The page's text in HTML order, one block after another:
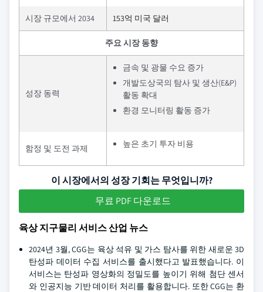
시장 규모에서 2034 153억 미국 달러
주요 시장 동향
성장 동력
금속 및 광물 수요 증가
개발도상국의 탐사 및 생산(E&P)
활동 확대
환경 모니터링 활동 증가
함정 및 도전 과제 높은 초기 투자 비용
이 시장에서의 성장 기회는 무엇입니까?
무료 PDF 다운로드
육상 지구물리 서비스 산업 뉴스
2024년 3월, CGG는 육상 석유 및 가스 탐사를 위한 새로운 3D
탄성파 데이터 수집 서비스를 출시했다고 발표했습니다. 이
서비스는 탄성파 영상화의 정밀도를 높이기 위해 첨단 센서
와 인공지능 기반 데이터 처리를 활용합니다. 또한 CGG는 환